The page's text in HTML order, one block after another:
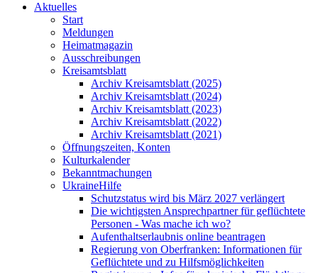
Aktuelles
Start
Meldungen
Heimatmagazin
Ausschreibungen
Kreisamtsblatt
Archiv Kreisamtsblatt (2025)
Archiv Kreisamtsblatt (2024)
Archiv Kreisamtsblatt (2023)
Archiv Kreisamtsblatt (2022)
Archiv Kreisamtsblatt (2021)
Öffnungszeiten, Konten
Kulturkalender
Bekanntmachungen
UkraineHilfe
Schutzstatus wird bis März 2027 verlängert
Die wichtigsten Ansprechpartner für geflüchtete
Personen - Was mache ich wo?
Aufenthaltserlaubnis online beantragen
Regierung von Oberfranken: Informationen für
Geflüchtete und zu Hilfsmöglichkeiten